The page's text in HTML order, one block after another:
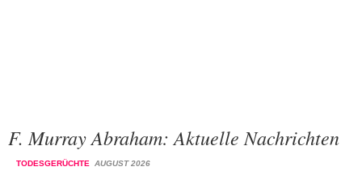
F. Murray Abraham: Aktuelle Nachrichten
TODESGERÜCHTE AUGUST 2026